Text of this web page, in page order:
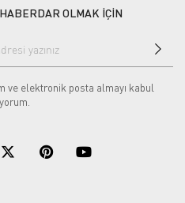
OLMAK İÇİN
ve elektronik posta almayı kabul